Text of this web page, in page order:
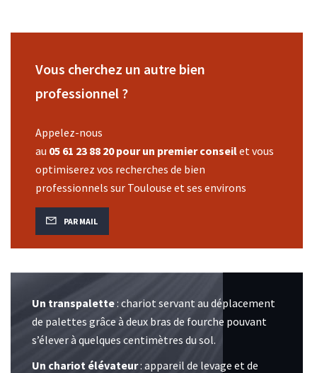
Vous cherchez un autre bien
professionnel ?
Appelez-nous
au 05 61 23 88 20 pour un premier conseilet vous
optimiserez vos recherches de bien
professionnels sur Toulouse et ses environs
PAR MAIL
Un transpalette: chariot servant au déplacement
de palettes grâce à deux bras de fourche pouvant
s’élever à quelques centimètres du sol.
Un chariot élévateur: appareil de levage et de